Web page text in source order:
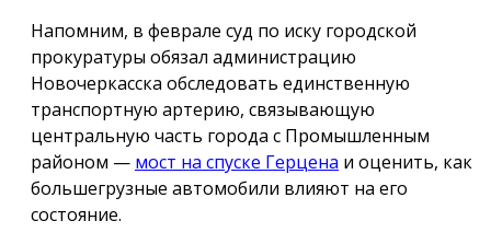
Напомним, в феврале суд по иску городской
прокуратуры обязал администрацию
Новочеркасска обследовать единственную
транспортную артерию, связывающую
центральную часть города с Промышленным
районом — мост на спуске Герцена и оценить, как
большегрузные автомобили влияют на его
состояние.